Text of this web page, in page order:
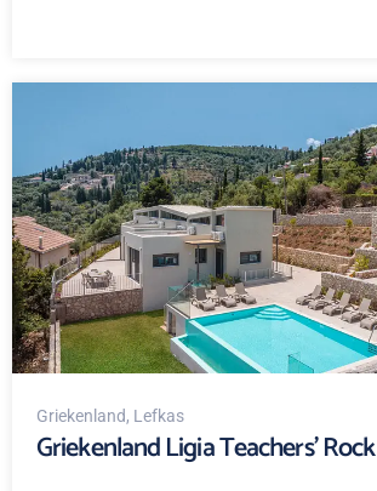
Griekenland, Lefkas
Griekenland Ligia Teachers' Rock